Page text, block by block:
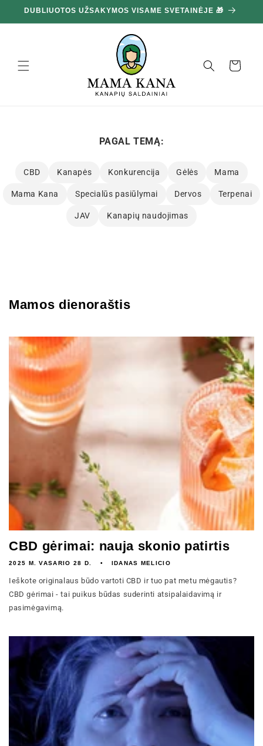
ir pereikite
prie turinio
100 G DOVANA UŽ KIEKVIENUS IŠLEISTUS 100 € 🔥
Krepšelis
PAGAL TEMĄ:
CBD Kanapės Konkurencija Gėlės Mama
Mama Kana Specialūs pasiūlymai Dervos Terpenai
JAV Kanapių naudojimas
Mamos dienoraštis
CBD gėrimai: nauja skonio patirtis
2025 M. VASARIO 28 D. IDANAS MELICIO
Ieškote originalaus būdo vartoti CBD ir tuo pat metu mėgautis?
CBD gėrimai - tai puikus būdas suderinti atsipalaidavimą ir
pasimėgavimą.